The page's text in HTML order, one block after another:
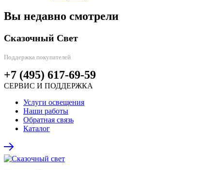
Вы недавно смотрели
Сказочный Свет
Поддержка покупателей
+7 (495) 617-69-59
СЕРВИС И ПОДДЕРЖКА
Услуги освещения
Наши работы
Обратная связь
Каталог